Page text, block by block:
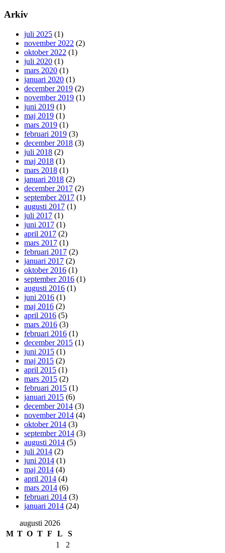
Arkiv
juli 2025 (1)
november 2022 (2)
oktober 2022 (1)
juli 2020 (1)
mars 2020 (1)
januari 2020 (1)
december 2019 (2)
november 2019 (1)
juni 2019 (1)
maj 2019 (1)
mars 2019 (1)
februari 2019 (3)
december 2018 (3)
juli 2018 (2)
maj 2018 (1)
mars 2018 (1)
januari 2018 (2)
december 2017 (2)
september 2017 (1)
augusti 2017 (1)
juli 2017 (1)
juni 2017 (1)
april 2017 (2)
mars 2017 (1)
februari 2017 (2)
januari 2017 (2)
oktober 2016 (1)
september 2016 (1)
augusti 2016 (1)
juni 2016 (1)
maj 2016 (2)
april 2016 (5)
mars 2016 (3)
februari 2016 (1)
december 2015 (1)
juni 2015 (1)
maj 2015 (2)
april 2015 (1)
mars 2015 (2)
februari 2015 (1)
januari 2015 (6)
december 2014 (3)
november 2014 (4)
oktober 2014 (3)
september 2014 (3)
augusti 2014 (5)
juli 2014 (2)
juni 2014 (1)
maj 2014 (4)
april 2014 (4)
mars 2014 (6)
februari 2014 (3)
januari 2014 (24)
augusti 2026
M T O T F L
S
1
2